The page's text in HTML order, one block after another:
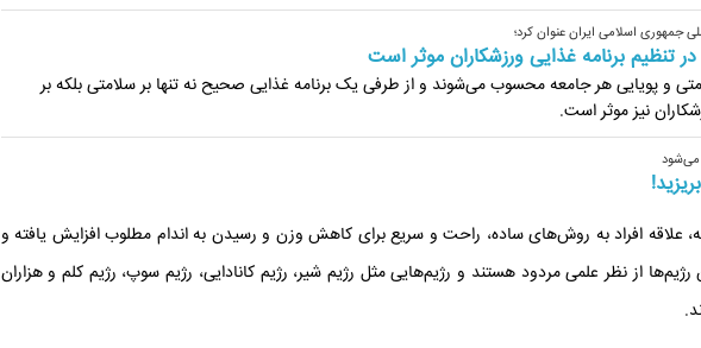
اسلامی ایران عنوان کرد؛
تنظیم برنامه غذایی ورزشکاران موثر است
و پویایی هر جامعه محسوب می‌شوند و از طرفی یک برنامه غذایی صحیح نه تنها بر سلامتی بلکه بر
نیز موثر است.
علاقه افراد به روش‌های ساده، راحت و سریع برای کاهش وزن و رسیدن به اندام مطلوب افزایش یافته و
از نظر علمی مردود هستند و رژیم‌هایی مثل رژیم شیر، رژیم کانادایی، رژیم سوپ، رژیم کلم و هزاران